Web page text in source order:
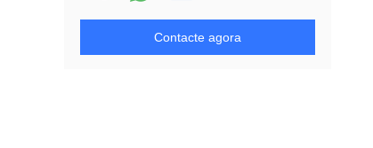
Contacte agora